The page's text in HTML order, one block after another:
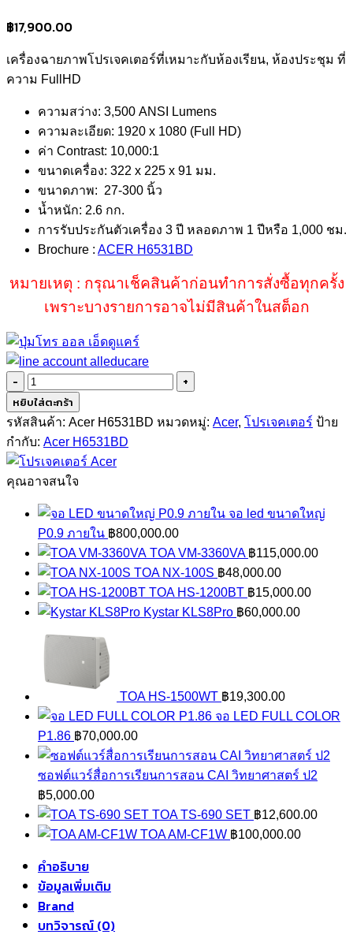
฿17,900.00
เครื่องฉายภาพโปรเจคเตอร์ที่เหมาะกับห้องเรียน, ห้องประชุม ที่
ความ FullHD
ความสว่าง: 3,500 ANSI Lumens
ความละเอียด: 1920 x 1080 (Full HD)
ค่า Contrast: 10,000:1
ขนาดเครื่อง: 322 x 225 x 91 มม.
ขนาดภาพ: 27-300 นิ้ว
น้ำหนัก: 2.6 กก.
การรับประกันตัวเครื่อง 3 ปี หลอดภาพ 1 ปีหรือ 1,000 ชม.
Brochure : ACER H6531BD
หมายเหตุ : กรุณาเช็คสินค้าก่อนทำการสั่งซื้อทุกครั้ง
เพราะบางรายการอาจไม่มีสินค้าในสต็อก
จำนวน
Acer
H6531BD
(3500lm/FullHD)
ชิ้น
หยิบใส่ตะกร้า
รหัสสินค้า: Acer H6531BD หมวดหมู่: Acer, โปรเจคเตอร์ ป้าย
กำกับ: Acer H6531BD
คุณอาจสนใจ
จอ led ขนาดใหญ่
P0.9 ภายใน ฿800,000.00
TOA VM-3360VA ฿115,000.00
TOA NX-100S ฿48,000.00
TOA HS-1200BT ฿15,000.00
Kystar KLS8Pro ฿60,000.00
TOA HS-1500WT ฿19,300.00
จอ LED FULL COLOR
P1.86 ฿70,000.00
ซอฟต์แวร์สื่อการเรียนการสอน CAI วิทยาศาสตร์ ป2
฿5,000.00
TOA TS-690 SET ฿12,600.00
TOA AM-CF1W ฿100,000.00
คำอธิบาย
ข้อมูลเพิ่มเติม
Brand
บทวิจารณ์ (0)